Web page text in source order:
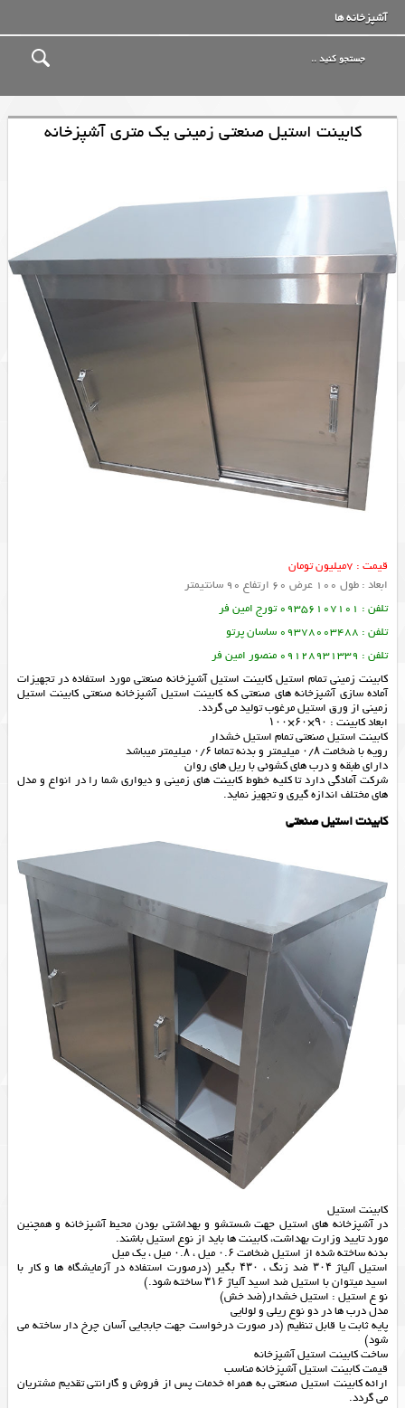
آشپزخانه ها
کابینت استیل صنعتی زمینی یک متری آشپزخانه
قیمت : 7میلیون تومان
ابعاد : طول 100 عرض 60 ارتفاع 90 سانتیمتر
تلفن : 09356107101 تورج امین فر
تلفن : 09378003488 ساسان پرتو
تلفن : 09128931339 منصور امین فر
کابینت زمینی تمام استیل کابینت استیل آشپزخانه صنعتی مورد استفاده در تجهیزات
آماده سازی آشپزخانه های صنعتی که کابینت استیل آشپزخانه صنعتی کابینت استیل
زمینی از ورق استیل مرغوب تولید می گردد.
ابعاد کابینت : ۹۰×۶۰×۱۰۰
کابینت استیل صنعتی تمام استیل خشدار
رویه با ضخامت ۰/۸ میلیمتر و بدنه تماما ۰/۶ میلیمتر میباشد
دارای طبقه و درب های کشوئی با ریل های روان
شرکت آمادگی دارد تا کلیه خطوط کابینت های زمینی و دیواری شما را در انواع و مدل
های مختلف اندازه گیری و تجهیز نماید.
کابینت استیل صنعتی
کابینت استیل
در آشپزخانه های استیل جهت شستشو و بهداشتی بودن محیط آشپزخانه و همچنین
مورد تایید وزارت بهداشت، کابینت ها باید از نوع استیل باشند.
بدنه ساخته شده از استیل ضخامت ۰.۶ میل ، ۰.۸ میل ، یک میل
استیل آلیاژ ۳۰۴ ضد زنگ ، ۴۳۰ بگیر (درصورت استفاده در آزمایشگاه ها و کار با
اسید میتوان با استیل ضد اسید آلیاژ ۳۱۶ ساخته شود.)
نو ع استیل : استیل خشدار(ضد خش)
مدل درب ها در دو نوع ریلی و لولایی
پایه ثابت یا قابل تنظیم (در صورت درخواست جهت جابجایی آسان چرخ دار ساخته می
شود)
ساخت کابینت استیل آشپزخانه
قیمت کابینت استیل آشپزخانه مناسب
ارائهکابینت استیل صنعتیبه همراه خدمات پس از فروش و گارانتی تقدیم مشتریان
می گردد.